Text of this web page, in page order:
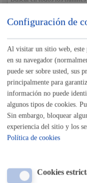
Listado completo de
Mercados y
Autorizaciones para la
venta de productos del
Configuración de
Al visitar un sitio web, este
en su navegador
puede ser sobre usted, sus
principalmente para
información no puede
algunos tipos de cookies.
Sin embargo, bloquear
experiencia del sitio y los
Política de cookies
Cookies